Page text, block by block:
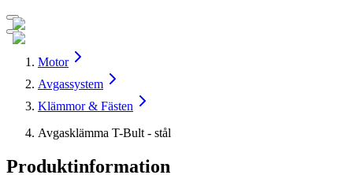
Motor
Avgassystem
Klämmor & Fästen
Avgasklämma T-Bult - stål
Produktinformation